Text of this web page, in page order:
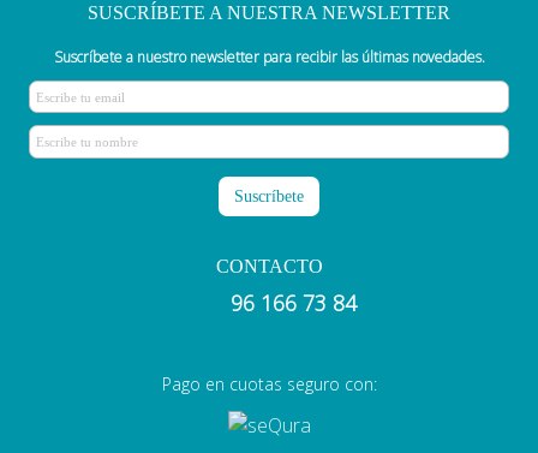
SUSCRÍBETE A NUESTRA NEWSLETTER
Suscríbete a nuestro newsletter para recibir las últimas novedades.
CONTACTO
96 166 73 84
Pago en cuotas seguro con: